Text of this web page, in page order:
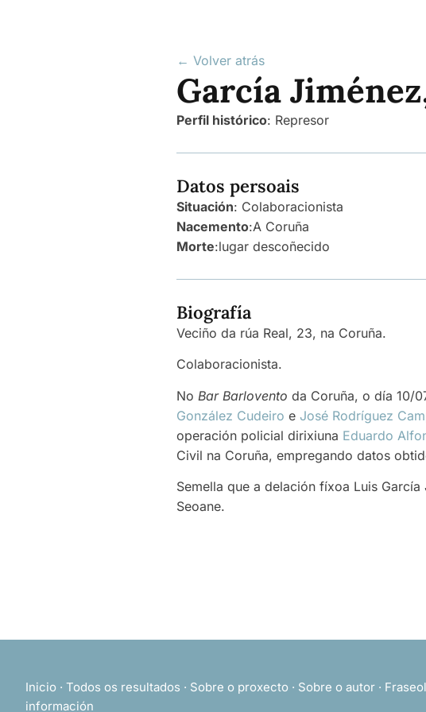
← Volver atrás
García
Perfil histórico: Represor
Datos persoais
Situación: Colaboracionista
Nacemento:A Coruña
Morte:lugar descoñecido
Biografía
Veciño da rúa Real, 23, na Coruña.
Colaboracionista.
No Bar Barlovento da Coruña, o día 10/
González Cudeiro e José Rodríguez
operación policial dirixiuna Eduardo
Civil na Coruña, empregando datos
Semella que a delación fíxoa Luis
Seoane.
Inicio · Todos os resultados · Sobre o proxecto · Sobre o autor ·
información